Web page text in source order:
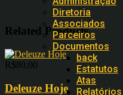
Diretoria
Associados
Parceiros
Documentos
back
Estatutos
Atas
Relatórios
Related Products
R$80,00
Deleuze Hoje